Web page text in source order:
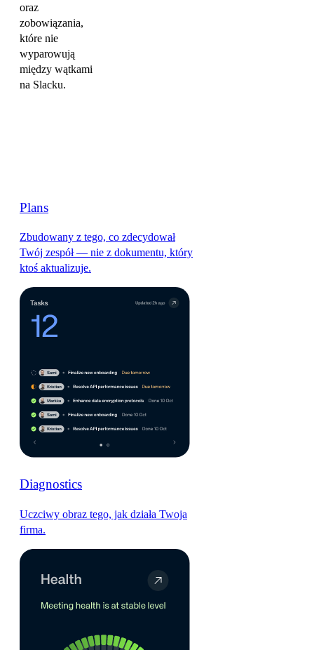
oraz
zobowiązania,
które nie
wyparowują
między wątkami
na Slacku.
Plans
Zbudowany z tego, co zdecydował
Twój zespół — nie z dokumentu, który
ktoś aktualizuje.
Diagnostics
Uczciwy obraz tego, jak działa Twoja
firma.